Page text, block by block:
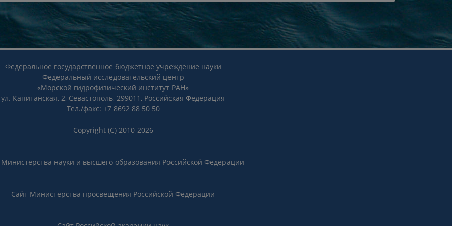
Федеральное государственное бюджетное учреждение науки
Федеральный исследовательский центр
«Морской гидрофизический институт РАН»
ул. Капитанская, 2, Севастополь, 299011, Российская Федерация
Тел./факс: +7 8692 88 50 50
Copyright (C) 2010-2026
науки и высшего образования Российской Федерации
Сайт Министерства просвещения Российской Федерации